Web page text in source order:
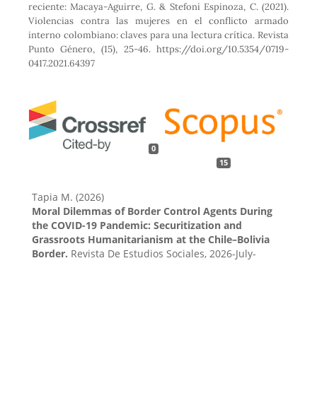
reciente: Macaya-Aguirre, G. & Stefoni Espinoza, C. (2021).
Violencias contra las mujeres en el conflicto armado
interno colombiano: claves para una lectura crítica. Revista
Punto Género, (15), 25-46. https://doi.org/10.5354/0719-
0417.2021.64397
0
15
Tapia M. (2026)
Moral Dilemmas of Border Control Agents During
the COVID-19 Pandemic: Securitization and
Grassroots Humanitarianism at the Chile–Bolivia
Border. Revista De Estudios Sociales, 2026-July-